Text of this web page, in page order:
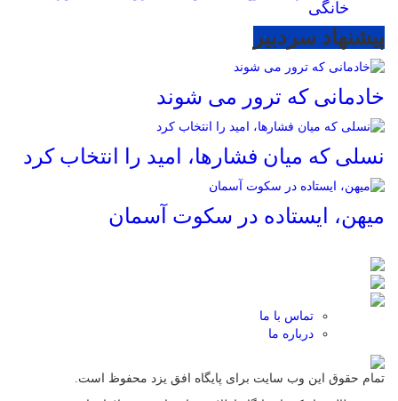
خانگی
پیشنهاد سردبیر
خادمانی که ترور می شوند
نسلی که میان فشارها، امید را انتخاب کرد
میهن، ایستاده در سکوت آسمان
تماس با ما
درباره ما
تمام حقوق این وب سایت برای پایگاه افق یزد محفوظ است.